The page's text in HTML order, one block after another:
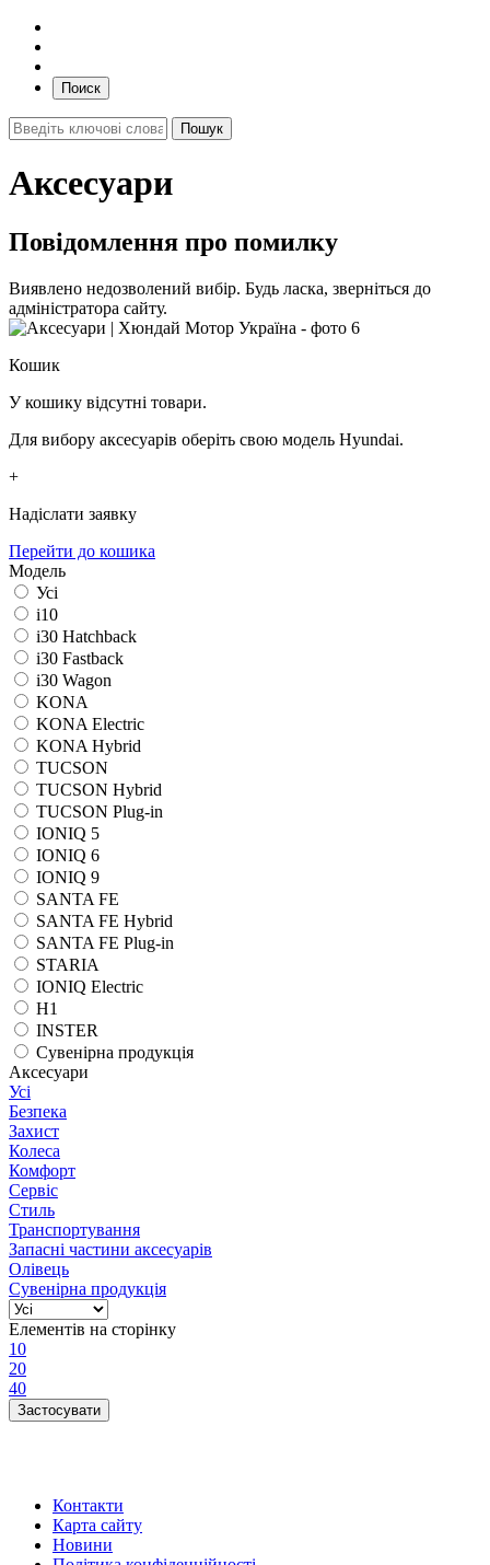
Поиск
Аксесуари
Повідомлення про помилку
Виявлено недозволений вибір. Будь ласка, зверніться до
адміністратора сайту.
Кошик
У кошику відсутні товари.
Для вибору аксесуарів оберіть свою модель Hyundai.
+
Надіслати заявку
Перейти до кошика
Модель
Усі
i10
i30 Hatchback
i30 Fastback
i30 Wagon
KONA
KONA Electric
KONA Hybrid
TUCSON
TUCSON Hybrid
TUCSON Plug-in
IONIQ 5
IONIQ 6
IONIQ 9
SANTA FE
SANTA FE Hybrid
SANTA FE Plug-in
STARIA
IONIQ Electric
H1
INSTER
Сувенірна продукція
Аксесуари
Усі
Безпека
Захист
Колеса
Комфорт
Сервіс
Стиль
Транспортування
Запасні частини аксесуарів
Олівець
Сувенірна продукція
Елементів на сторінку
10
20
40
Контакти
Карта сайту
Новини